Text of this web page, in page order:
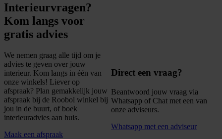
Interieurvragen?
Kom langs voor
gratis advies
We nemen graag alle tijd om je
advies te geven over jouw
interieur. Kom langs in één van
onze winkels! Liever op
afspraak? Plan gemakkelijk jouw
afspraak bij de Roobol winkel bij
jou in de buurt, of boek
interieuradvies aan huis.
Maak een afspraak
Direct een vraag?
Beantwoord jouw vraag via
Whatsapp of Chat met een van
onze adviseurs.
Whatsapp met een adviseur